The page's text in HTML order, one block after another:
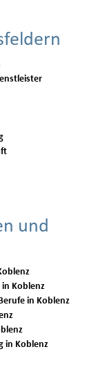
und
/ Controlling / Steuern in Koblenz
Jobs für Bildung / Erziehung / Soziale Berufe in Koblenz
Jobs für Handwerk / gewerblich-technische Berufe in Koblenz
in Koblenz
Entwicklung in Koblenz
Jobs für Kaufmännische Berufe & Verwaltung in Koblenz